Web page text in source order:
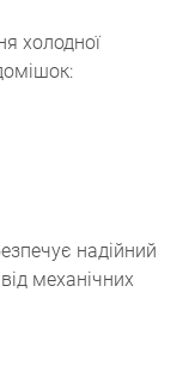
холодної
надійний
механічних